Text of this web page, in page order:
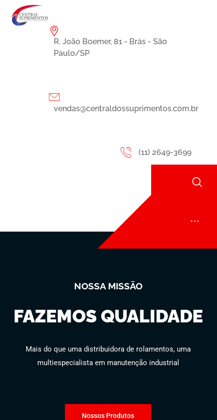
R. João Boemer, 81 - Brás - São
Paulo/SP
vendas@centraldossuprimentos.com.br
(11) 2649-3699
FAZEMOS QUALIDADE
NOSSA MISSÃO
Mais do que uma distribuidora de rolamentos, uma
multiespecialista em manutenção industrial
Nossos Produtos